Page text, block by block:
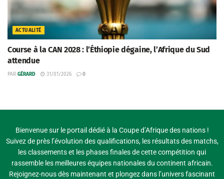
ACTUALITÉ
Course à la CAN 2028 : l’Éthiopie dégaine, l’Afrique du Sud
attendue
PAR GÉRARD 31/01/2026 0
Bienvenue sur le portail dédié à la Coupe d’Afrique des nations !
Suivez de près l’évolution des qualifications, les résultats des matchs,
les classements et les phases finales de cette compétition qui
rassemble les meilleures équipes nationales du continent africain.
Rejoignez-nous dès maintenant et plongez dans l’univers fascinant